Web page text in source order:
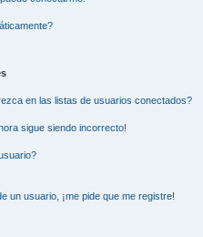
en las listas de usuarios conectados?
sigue siendo incorrecto!
un usuario, ¡me pide que me registre!